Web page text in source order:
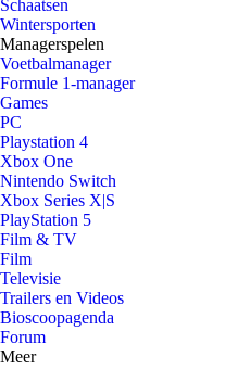
Schaatsen
Wintersporten
Managerspelen
Voetbalmanager
Formule 1-manager
Games
PC
Playstation 4
Xbox One
Nintendo Switch
Xbox Series X|S
PlayStation 5
Film & TV
Film
Televisie
Trailers en Videos
Bioscoopagenda
Forum
Meer